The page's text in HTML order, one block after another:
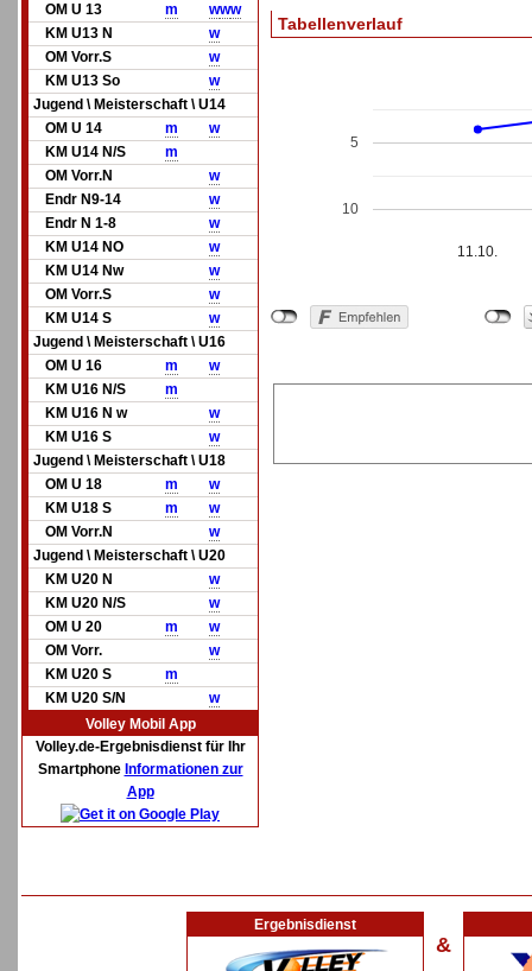
OM U 13
m www
KM U13 N
w
OM Vorr.S
w
KM U13 So
w
Jugend \ Meisterschaft \ U14
OM U 14
m
w
KM U14 N/S
m
OM Vorr.N
w
Endr N9-14
w
Endr N 1-8
w
KM U14 NO
w
KM U14 Nw
w
OM Vorr.S
w
KM U14 S
w
Jugend \ Meisterschaft \ U16
OM U 16
m
w
KM U16 N/S
m
KM U16 N w
w
KM U16 S
w
Jugend \ Meisterschaft \ U18
OM U 18
m
w
KM U18 S
m
w
OM Vorr.N
w
Jugend \ Meisterschaft \ U20
KM U20 N
w
KM U20 N/S
w
OM U 20
m
w
OM Vorr.
w
KM U20 S
m
KM U20 S/N
w
Volley Mobil App
Volley.de-Ergebnisdienst für Ihr
Smartphone Informationen zur
App
Tabellenverlauf
11.10.
5
10
Ergebnisdienst
&